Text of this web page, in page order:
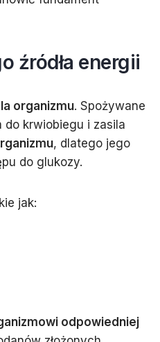
źródła energii
organizmu. Spożywane
do krwiobiegu i zasila
, dlatego jego
do glukozy.
jak:
odpowiedniej